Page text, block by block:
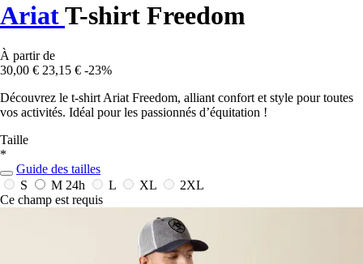
AriatT-shirt Freedom
À partir de
30,00 € 23,15 € -23%
Découvrez le t-shirt Ariat Freedom, alliant confort et style pour toutes
vos activités. Idéal pour les passionnés d’équitation !
Taille
*
Guide des tailles
S
M 24h L XL
2XL
Ce champ est requis